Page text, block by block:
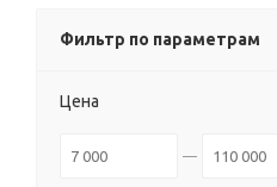
Фильтр по параметрам
Цена